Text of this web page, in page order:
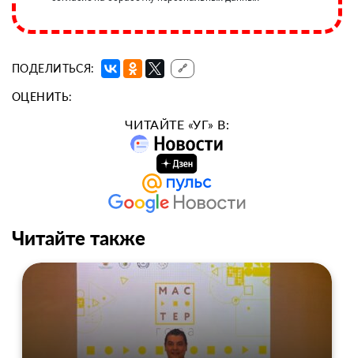
ПОДЕЛИТЬСЯ: 🔗
ОЦЕНИТЬ:
ЧИТАЙТЕ «УГ» В:
Читайте также